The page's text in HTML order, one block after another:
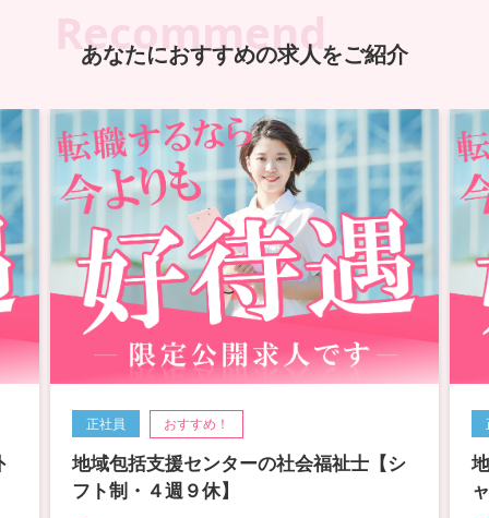
Recommend
あなたにおすすめの求人をご紹介
正社員 おすすめ！
地域包括支援センターの社会福祉士【シ
フト制・４週９休】